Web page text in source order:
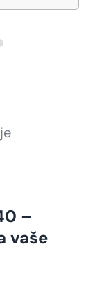
–
vaše